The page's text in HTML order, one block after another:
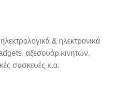
& ηλεκτρονικά
αξεσουάρ κινητών,
συσκευές κ.α.